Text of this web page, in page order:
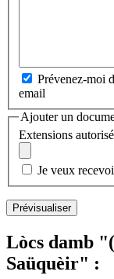
Prévenez-moi
email
Ajouter un
Extensions
Je veux
Lòcs damb
Saüquèir" :